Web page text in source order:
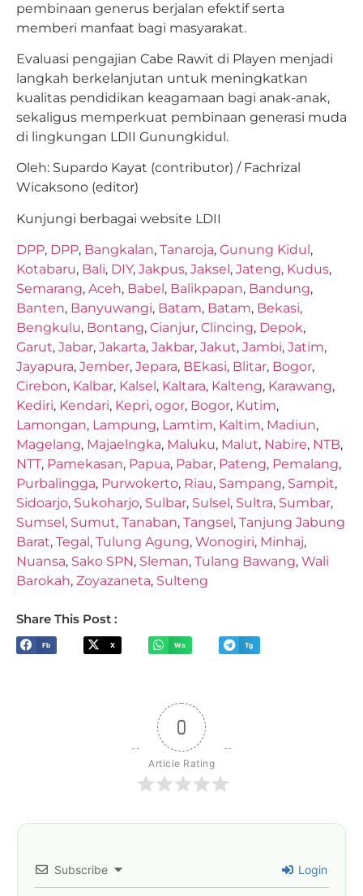
pembinaan generus berjalan efektif serta
memberi manfaat bagi masyarakat.
Evaluasi pengajian Cabe Rawit di Playen menjadi
langkah berkelanjutan untuk meningkatkan
kualitas pendidikan keagamaan bagi anak-anak,
sekaligus memperkuat pembinaan generasi muda
di lingkungan LDII Gunungkidul.
Oleh: Supardo Kayat (contributor) / Fachrizal
Wicaksono (editor)
Kunjungi berbagai website LDII
DPP, DPP, Bangkalan, Tanaroja, Gunung Kidul,
Kotabaru, Bali, DIY, Jakpus, Jaksel, Jateng, Kudus,
Semarang, Aceh, Babel, Balikpapan, Bandung,
Banten, Banyuwangi, Batam, Batam, Bekasi,
Bengkulu, Bontang, Cianjur, Clincing, Depok,
Garut, Jabar, Jakarta, Jakbar, Jakut, Jambi, Jatim,
Jayapura, Jember, Jepara, BEkasi, Blitar, Bogor,
Cirebon, Kalbar, Kalsel, Kaltara, Kalteng, Karawang,
Kediri, Kendari, Kepri, ogor, Bogor, Kutim,
Lamongan, Lampung, Lamtim, Kaltim, Madiun,
Magelang, Majaelngka, Maluku, Malut, Nabire, NTB,
NTT, Pamekasan, Papua, Pabar, Pateng, Pemalang,
Purbalingga, Purwokerto, Riau, Sampang, Sampit,
Sidoarjo, Sukoharjo, Sulbar, Sulsel, Sultra, Sumbar,
Sumsel, Sumut, Tanaban, Tangsel, Tanjung Jabung
Barat, Tegal, Tulung Agung, Wonogiri, Minhaj,
Nuansa, Sako SPN, Sleman, Tulang Bawang, Wali
Barokah, Zoyazaneta, Sulteng
Share This Post :
Fb X Wa Tg
0
Article Rating
Subscribe Login